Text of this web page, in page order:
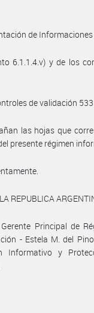
de
6.1.1.4.v) y de los
de validación 533
las hojas que
presente régimen
REPUBLICA
Principal de
- Estela M. del
Informativo y